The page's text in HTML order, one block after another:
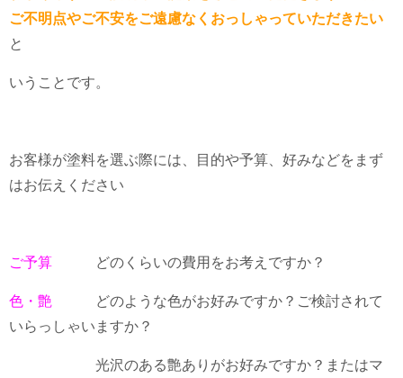
ご不明点やご不安をご遠慮なくおっしゃっていただきたい
と
いうことです。
お客様が塗料を選ぶ際には、目的や予算、好みなどをまず
はお伝えください
ご予算 どのくらいの費用をお考えですか？
色・艶
どのような色がお好みですか？ご検討されて
いらっしゃいますか？
光沢のある艶ありがお好みですか？またはマ